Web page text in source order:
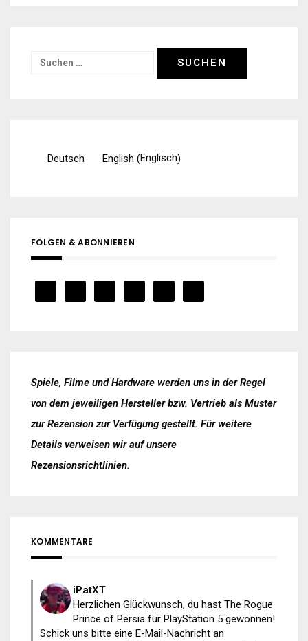
Suchen
Deutsch English (Englisch)
FOLGEN & ABONNIEREN
Spiele, Filme und Hardware werden uns in der Regel
von dem jeweiligen Hersteller bzw. Vertrieb als Muster
zur Rezension zur Verfügung gestellt. Für weitere
Details verweisen wir auf unsere
Rezensionsrichtlinien.
KOMMENTARE
iPatXT
Herzlichen Glückwunsch, du hast The Rogue
Prince of Persia für PlayStation 5 gewonnen!
Schick uns bitte eine E-Mail-Nachricht an